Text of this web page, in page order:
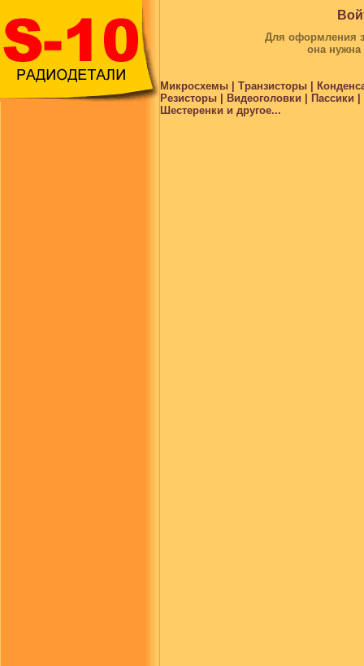
Для оформления
она
Микросхемы | Транзисторы |
Резисторы | Видеоголовки |
Шестеренки и другое...